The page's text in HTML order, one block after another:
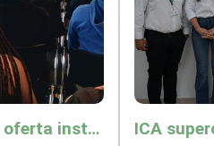
ICA Risaralda acercó su oferta institucional a productores y emprendedores en Expocamello